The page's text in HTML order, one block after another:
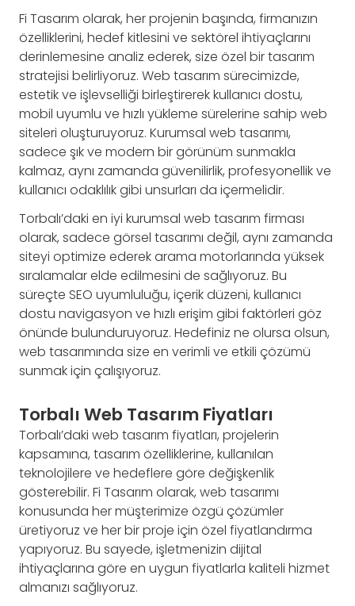
Fi Tasarım olarak, her projenin başında, firmanızın
özelliklerini, hedef kitlesini ve sektörel ihtiyaçlarını
derinlemesine analiz ederek, size özel bir tasarım
stratejisi belirliyoruz. Web tasarım sürecimizde,
estetik ve işlevselliği birleştirerek kullanıcı dostu,
mobil uyumlu ve hızlı yükleme sürelerine sahip web
siteleri oluşturuyoruz. Kurumsal web tasarımı,
sadece şık ve modern bir görünüm sunmakla
kalmaz, aynı zamanda güvenilirlik, profesyonellik ve
kullanıcı odaklılık gibi unsurları da içermelidir.
Torbalı’daki en iyi kurumsal web tasarım firması
olarak, sadece görsel tasarımı değil, aynı zamanda
siteyi optimize ederek arama motorlarında yüksek
sıralamalar elde edilmesini de sağlıyoruz. Bu
süreçte SEO uyumluluğu, içerik düzeni, kullanıcı
dostu navigasyon ve hızlı erişim gibi faktörleri göz
önünde bulunduruyoruz. Hedefiniz ne olursa olsun,
web tasarımında size en verimli ve etkili çözümü
sunmak için çalışıyoruz.
Torbalı Web Tasarım Fiyatları
Torbalı’daki web tasarım fiyatları, projelerin
kapsamına, tasarım özelliklerine, kullanılan
teknolojilere ve hedeflere göre değişkenlik
gösterebilir. Fi Tasarım olarak, web tasarımı
konusunda her müşterimize özgü çözümler
üretiyoruz ve her bir proje için özel fiyatlandırma
yapıyoruz. Bu sayede, işletmenizin dijital
ihtiyaçlarına göre en uygun fiyatlarla kaliteli hizmet
almanızı sağlıyoruz.